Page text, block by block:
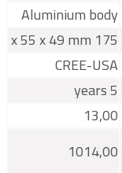
Aluminium body
175 x 55 x 49 mm
CREE-USA
5 years
13,00
1014,00